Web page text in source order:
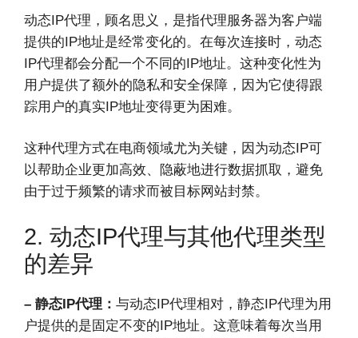
动态IP代理，顾名思义，是指代理服务器为客户端
提供的IP地址是经常变化的。在每次连接时，动态
IP代理都会分配一个不同的IP地址。这种变化性为
用户提供了额外的隐私和安全保障，因为它使得跟
踪用户的真实IP地址变得更为困难。
这种代理方式在电商领域尤为关键，因为动态IP可
以帮助企业更加高效、隐蔽地进行数据抓取，避免
由于过于频繁的请求而被目标网站封禁。
2. 动态IP代理与其他代理类型
的差异
– 静态IP代理： 与动态IP代理相对，静态IP代理为用
户提供的是固定不变的IP地址。这意味着每次当用